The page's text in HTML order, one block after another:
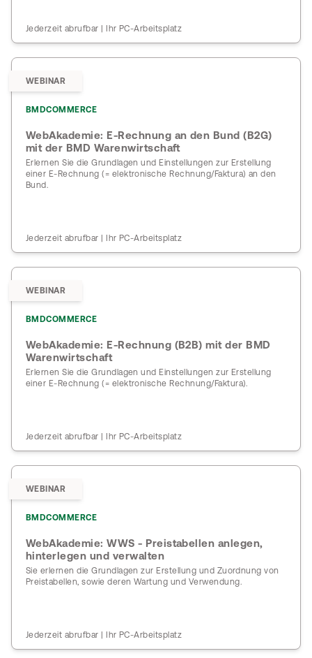
Jederzeit abrufbar | Ihr PC-Arbeitsplatz
WEBINAR
BMDCOMMERCE
WebAkademie: E-Rechnung an den Bund (B2G)
mit der BMD Warenwirtschaft
Erlernen Sie die Grundlagen und Einstellungen zur Erstellung
einer E-Rechnung (= elektronische Rechnung/Faktura) an den
Bund.
Jederzeit abrufbar | Ihr PC-Arbeitsplatz
WEBINAR
BMDCOMMERCE
WebAkademie: E-Rechnung (B2B) mit der BMD
Warenwirtschaft
Erlernen Sie die Grundlagen und Einstellungen zur Erstellung
einer E-Rechnung (= elektronische Rechnung/Faktura).
Jederzeit abrufbar | Ihr PC-Arbeitsplatz
WEBINAR
BMDCOMMERCE
WebAkademie: WWS - Preistabellen anlegen,
hinterlegen und verwalten
Sie erlernen die Grundlagen zur Erstellung und Zuordnung von
Preistabellen, sowie deren Wartung und Verwendung.
Jederzeit abrufbar | Ihr PC-Arbeitsplatz